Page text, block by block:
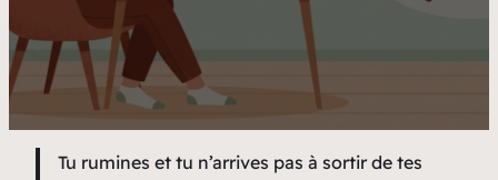
Tu rumines et tu n’arrives pas à sortir de tes